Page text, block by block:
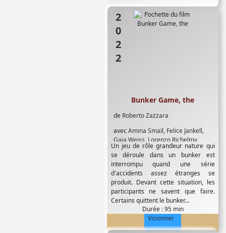
2022
de Roberto Zazzara
avecAmina Smaïl, Felice Jankell,
Gaia Weiss Lorenzo Richelmy,
Makita Samba ,Marco Lascari,Mark
Ryder,Nicolo Pasetti,Serena de
Ferrari,Tudor Istodor
Bunker Game, the
Un jeu de rôle grandeur nature qui
se déroule dans un bunker est
interrompu quand une série
d'accidents assez étranges se
produit. Devant cette situation, les
participants ne savent que faire.
Certains quittent le bunker...
Durée : 95 min
Visionner